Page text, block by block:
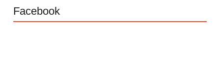
Facebook